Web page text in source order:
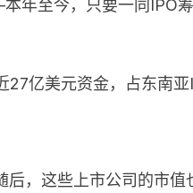
至今，只要一同IPO
亿美元资金，占东南亚
，这些上市公司的市